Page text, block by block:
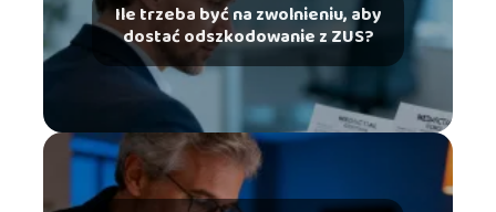
Ile trzeba być na zwolnieniu, aby
dostać odszkodowanie z ZUS?